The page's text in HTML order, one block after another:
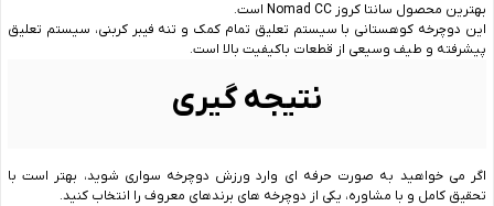
بهترین محصول سانتا کروز Nomad CC است.
این دوچرخه کوهستانی با سیستم تعلیق تمام ‌کمک و تنه فیبر کربنی، سیستم تعلیق
پیشرفته و طیف وسیعی از قطعات باکیفیت بالا است.
نتیجه گیری
اگر می ‌خواهید به صورت حرفه‌ ای وارد ورزش دوچرخه سواری شوید، بهتر است با
تحقیق کامل و با مشاوره، یکی از دوچرخه ‌های برندهای معروف را انتخاب کنید.